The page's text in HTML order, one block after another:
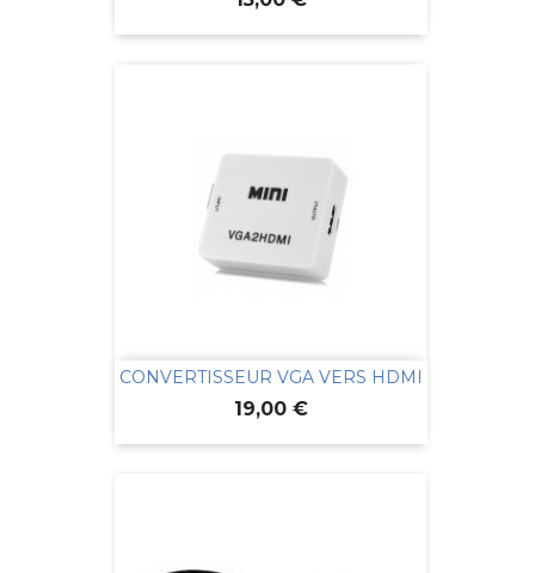
CONVERTISSEUR VGA VERS HDMI
Prix
19,00 €